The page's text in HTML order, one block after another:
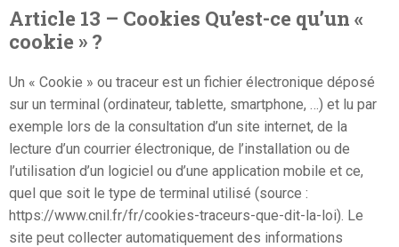
Article 13 – Cookies Qu’est-ce qu’un «
cookie » ?
Un « Cookie » ou traceur est un fichier électronique déposé
sur un terminal (ordinateur, tablette, smartphone, …) et lu par
exemple lors de la consultation d’un site internet, de la
lecture d’un courrier électronique, de l’installation ou de
l’utilisation d’un logiciel ou d’une application mobile et ce,
quel que soit le type de terminal utilisé (source :
https://www.cnil.fr/fr/cookies-traceurs-que-dit-la-loi). Le
site peut collecter automatiquement des informations